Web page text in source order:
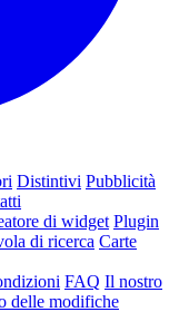
Distintivi Pubblicità
di widget Plugin
di ricerca Carte
FAQ Il nostro
delle modifiche